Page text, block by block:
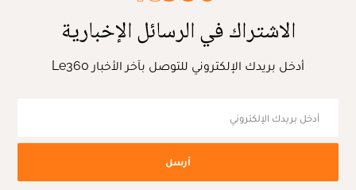
الاشتراك في الرسائل الإخبارية
أدخل بريدك الإلكتروني للتوصل بآخر الأخبار Le360
أرسل